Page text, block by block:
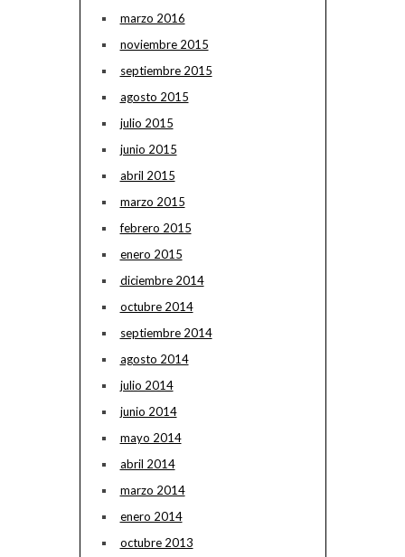
marzo 2016
noviembre 2015
septiembre 2015
agosto 2015
julio 2015
junio 2015
abril 2015
marzo 2015
febrero 2015
enero 2015
diciembre 2014
octubre 2014
septiembre 2014
agosto 2014
julio 2014
junio 2014
mayo 2014
abril 2014
marzo 2014
enero 2014
octubre 2013